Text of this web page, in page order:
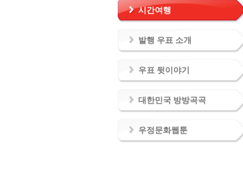
시간여행
발행 우표 소개
우표 뒷이야기
대한민국 방방곡곡
우정문화웹툰